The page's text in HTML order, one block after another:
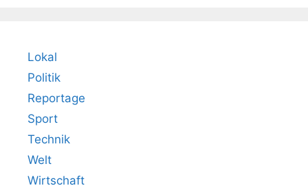
Lokal
Politik
Reportage
Sport
Technik
Welt
Wirtschaft